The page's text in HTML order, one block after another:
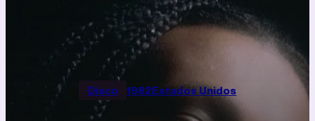
Disco 1982Estados Unidos